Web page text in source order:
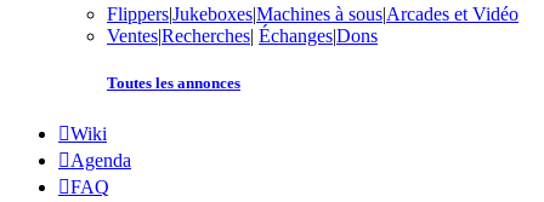
Flippers|Jukeboxes|Machines à sous|Arcades et Vidéo
Ventes|Recherches| Échanges|Dons
Toutes les annonces
Wiki
Agenda
FAQ